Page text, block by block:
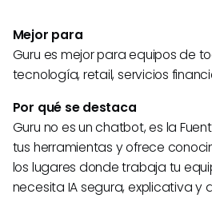
Mejor para
Guru es mejor para equipos de
tecnología, retail, servicios
Por qué se destaca
Guru no es un chatbot, es la
tus herramientas y ofrece
los lugares donde trabaja tu
necesita IA segura, explicativa y